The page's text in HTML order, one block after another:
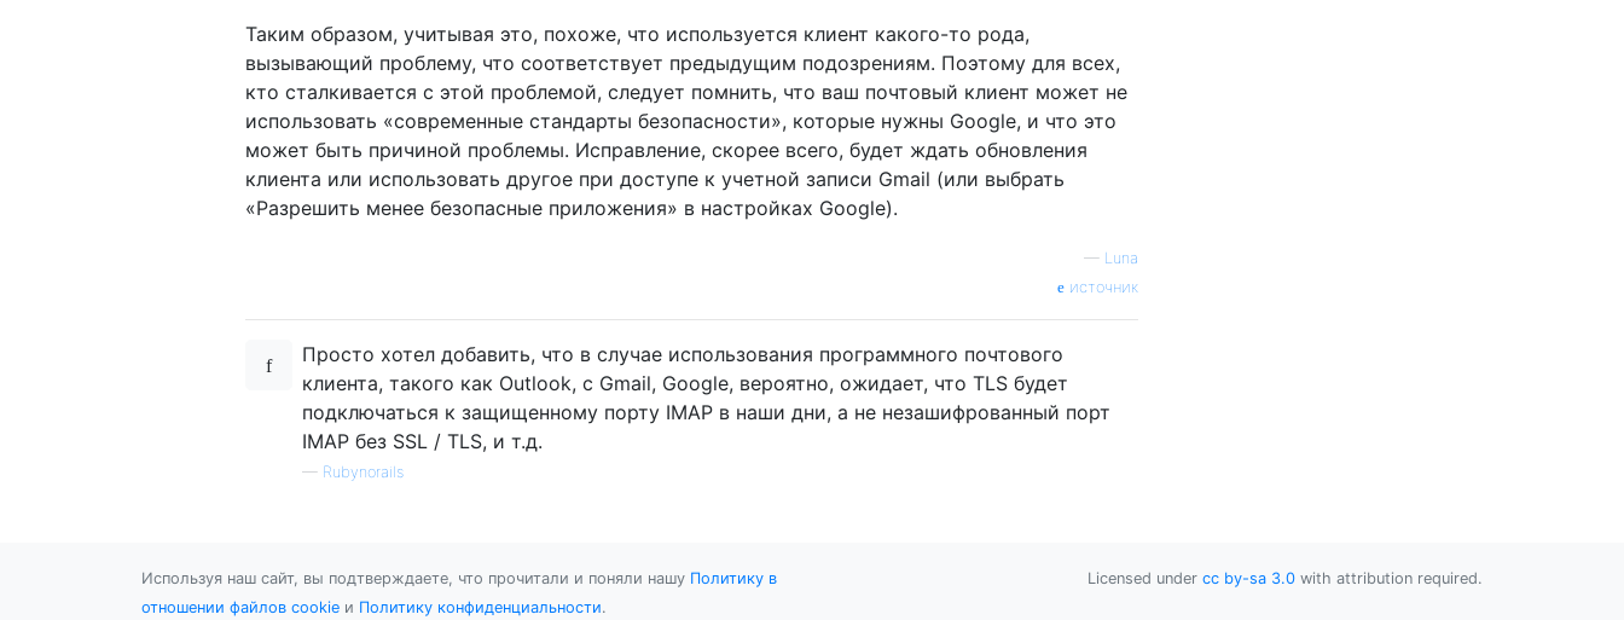
Таким образом, учитывая это, похоже, что используется клиент какого-то рода,
вызывающий проблему, что соответствует предыдущим подозрениям. Поэтому для всех,
кто сталкивается с этой проблемой, следует помнить, что ваш почтовый клиент может не
использовать «современные стандарты безопасности», которые нужны Google, и что это
может быть причиной проблемы. Исправление, скорее всего, будет ждать обновления
клиента или использовать другое при доступе к учетной записи Gmail (или выбрать
«Разрешить менее безопасные приложения» в настройках Google).
— Luna
источник
Просто хотел добавить, что в случае использования программного почтового
клиента, такого как Outlook, с Gmail, Google, вероятно, ожидает, что TLS будет
подключаться к защищенному порту IMAP в наши дни, а не незашифрованный порт
IMAP без SSL / TLS, и т.д.
— Rubynorails
Используя наш сайт, вы подтверждаете, что прочитали и поняли нашу Политику в
отношении файлов cookie и Политику конфиденциальности.
Licensed under cc by-sa 3.0 with attribution required.